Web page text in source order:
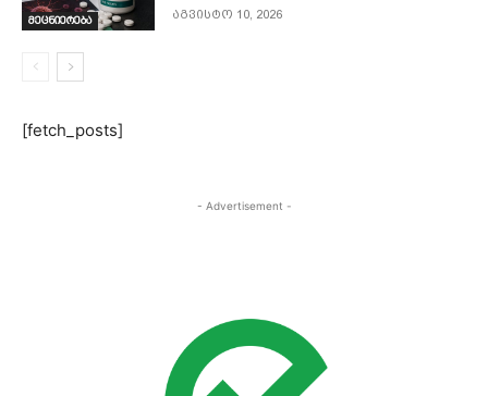
მეცნიერება აგვისტო 10, 2026
[fetch_posts]
- Advertisement -